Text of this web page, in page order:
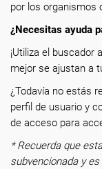
por los organismos
¿Necesitas ayuda
¡Utiliza el buscador
mejor se ajustan a
¿Todavía no estás
perfil de usuario y
de acceso para
* Recuerda que
subvencionada y